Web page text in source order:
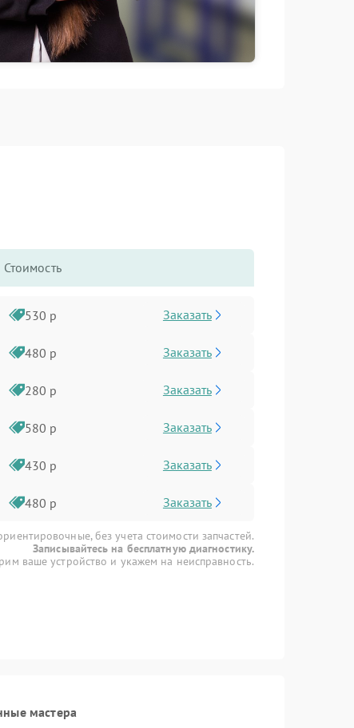
Стоимость
530 р Заказать
480 р Заказать
280 р Заказать
580 р Заказать
430 р Заказать
480 р Заказать
без учета стоимости запчастей.
Записывайтесь на бесплатную диагностику.
ваше устройство и укажем на неисправность.
мастера